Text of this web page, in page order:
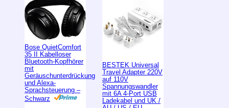
Bose QuietComfort
35 II Kabelloser
Bluetooth-Kopfhörer
mit
Geräuschunterdrückung
und Alexa-
Sprachsteuerung –
Schwarz
BESTEK Universal
Travel Adapter 220V
auf 110V
Spannungswandler
mit 6A 4-Port USB
Ladekabel und UK /